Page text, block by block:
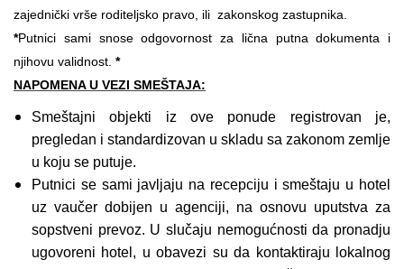
zajednički vrše roditeljsko pravo, ili zakonskog zastupnika.
*Putnici sami snose odgovornost za lična putna dokumenta i
njihovu validnost. *
NAPOMENA U VEZI SMEŠTAJA:
Smeštajni objekti iz ove ponude registrovan je,
pregledan i standardizovan u skladu sa zakonom zemlje
u koju se putuje.
Putnici se sami javljaju na recepciju i smeštaju u hotel
uz vaučer dobijen u agenciji, na osnovu uputstva za
sopstveni prevoz. U slučaju nemogućnosti da pronadju
ugovoreni hotel, u obavezi su da kontaktiraju lokalnog